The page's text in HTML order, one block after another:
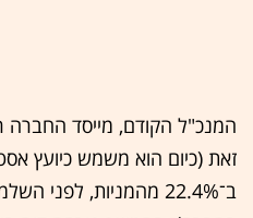
המנכ"ל הקודם, מייסד החברה
זאת (כיום הוא משמש כיועץ
ב־22.4% מהמניות,